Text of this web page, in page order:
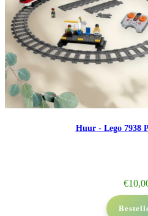
Huur - Lego 7938
€